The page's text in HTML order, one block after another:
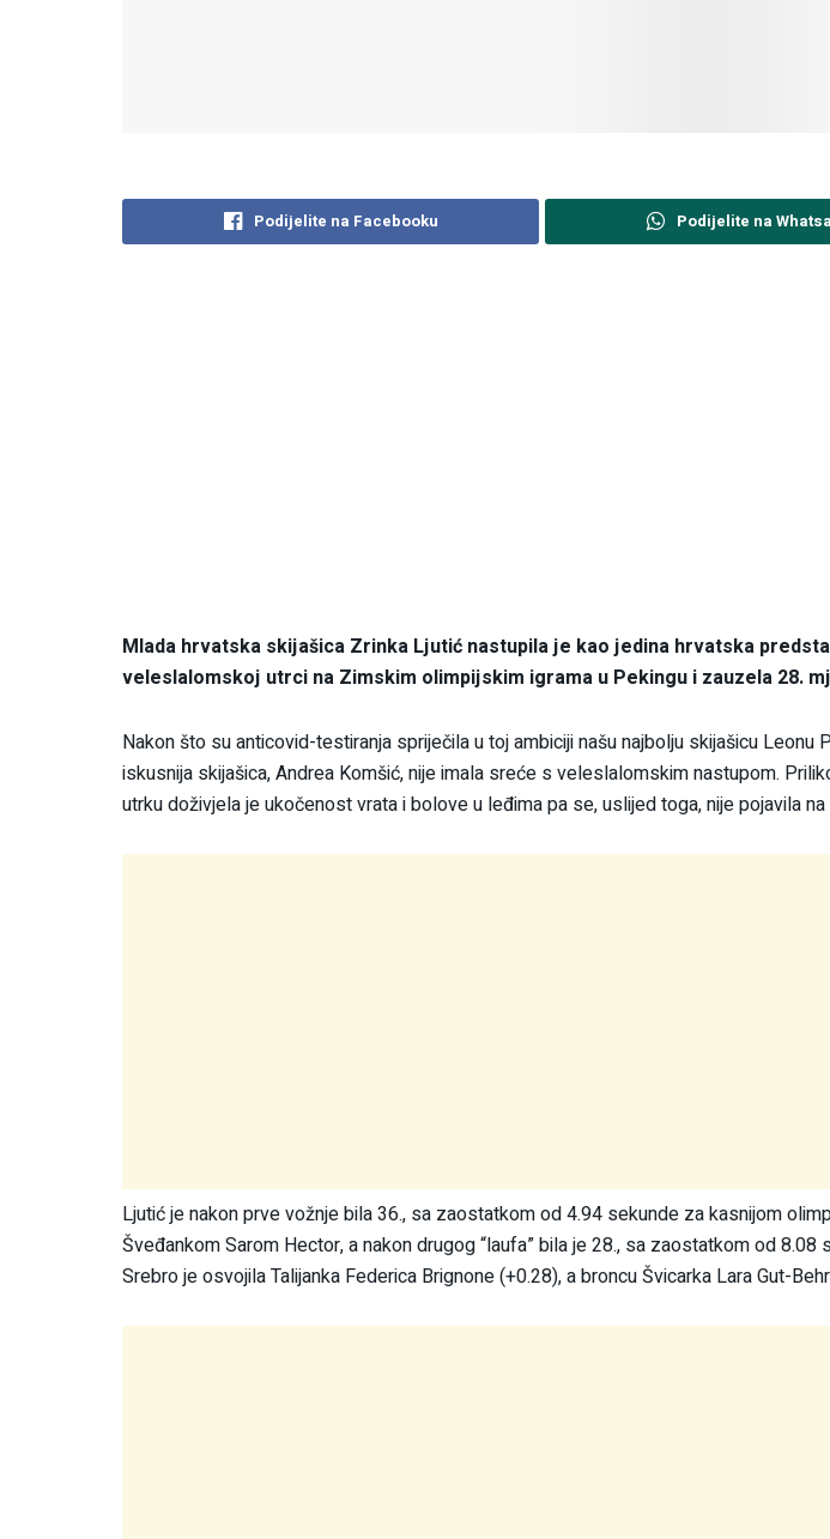
Podijelite na Facebooku Podijelite na
Mlada hrvatska skijašica Zrinka Ljutić nastupila je kao jedina hrvatska
veleslalomskoj utrci na Zimskim olimpijskim igrama u Pekingu i zauzela 28.
Nakon što su anticovid-testiranja spriječila u toj ambiciji našu najbolju skijašicu Leonu
iskusnija skijašica, Andrea Komšić, nije imala sreće s veleslalomskim nastupom.
utrku doživjela je ukočenost vrata i bolove u leđima pa se, uslijed toga, nije pojavila na
Ljutić je nakon prve vožnje bila 36., sa zaostatkom od 4.94 sekunde za kasnijom
Šveđankom Sarom Hector, a nakon drugog “laufa” bila je 28., sa zaostatkom od 8.08
Srebro je osvojila Talijanka Federica Brignone (+0.28), a broncu Švicarka Lara Gut-